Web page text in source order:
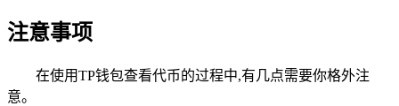
注意事项
在使用TP钱包查看代币的过程中,有几点需要你格外注
意。